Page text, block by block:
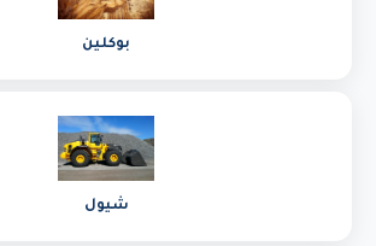
بوكلين
شيول